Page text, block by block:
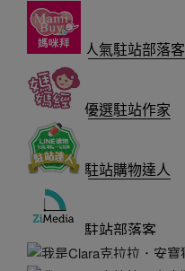
人氣駐站部落客
優選駐站作家
駐站購物達人
駐站部落客